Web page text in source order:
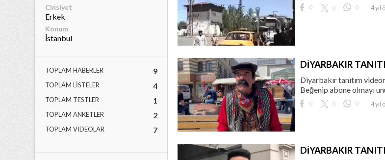
Cinsiyet
Erkek
Konum
İstanbul
TOPLAM HABERLER 9
TOPLAM LISTELER 4
TOPLAM TESTLER 1
TOPLAM ANKETLER 2
TOPLAM VIDEOLAR 7
0 0 0 4 yıl
DİYARBAKIR
Diyarbakır tanıtım
Beğenip abone olmayı
0 0 0 4 yıl
DİYARBAKIR